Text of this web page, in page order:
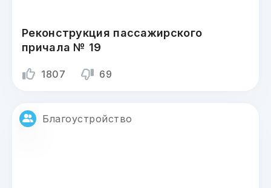
Реконструкция пассажирского
причала № 19
1807 69
Благоустройство